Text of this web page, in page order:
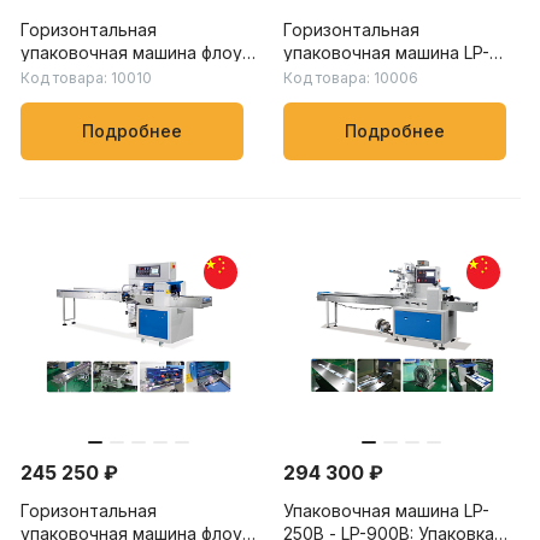
Горизонтальная
упаковочная машина флоу-
пак LP-250B – LP-900B:
скорость упаковки от 20
до 230 пакетов/мин, для
пищевых, химических и
бытовых товаров
Код товара: 10010
Подробнее
Горизонтальная
упаковочная машина LP-
450X – LP-900X: скорость
упаковки от 20 до 150
пакетов/мин, для упаковки
овощей, фруктов и других
продуктов
Код товара: 10006
Подробнее
245 250 ₽
Горизонтальная
упаковочная машина флоу-
294 300 ₽
Упаковочная машина LP-
250B - LP-900B: Упаковка